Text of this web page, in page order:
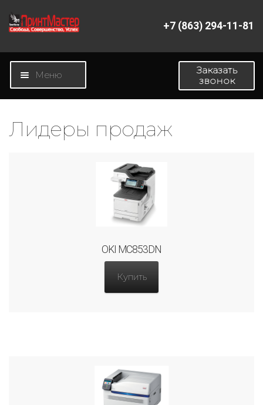
+7 (863) 294-11-81
Перейти
навигации
Перейти
содержимому
Меню
Магазин
Заказать
звонок
Лидеры продаж
OKI MC853DN
Купить